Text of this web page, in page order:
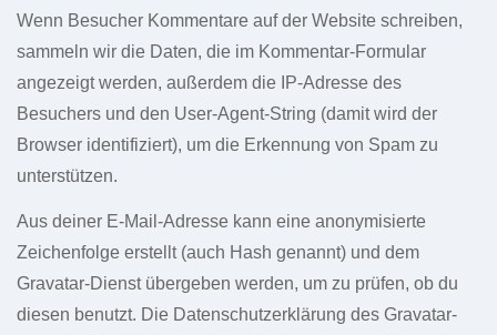
Wenn Besucher Kommentare auf der Website schreiben,
sammeln wir die Daten, die im Kommentar-Formular
angezeigt werden, außerdem die IP-Adresse des
Besuchers und den User-Agent-String (damit wird der
Browser identifiziert), um die Erkennung von Spam zu
unterstützen.
Aus deiner E-Mail-Adresse kann eine anonymisierte
Zeichenfolge erstellt (auch Hash genannt) und dem
Gravatar-Dienst übergeben werden, um zu prüfen, ob du
diesen benutzt. Die Datenschutzerklärung des Gravatar-